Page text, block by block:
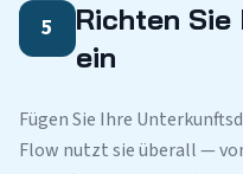
5
Richten
ein
Fügen Sie Ihre
Flow nutzt sie überall —